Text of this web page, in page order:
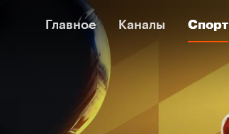
Главное Каналы Спорт
Главное Каналы Спорт